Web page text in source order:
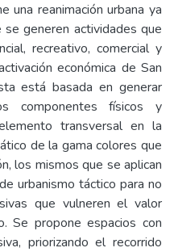
una reanimación urbana ya
generen actividades que
recreativo, comercial y
económica de San
está basada en generar
componentes físicos y
transversal en la
de la gama colores que
los mismos que se aplican
urbanismo táctico para no
que vulneren el valor
Se propone espacios con
priorizando el recorrido